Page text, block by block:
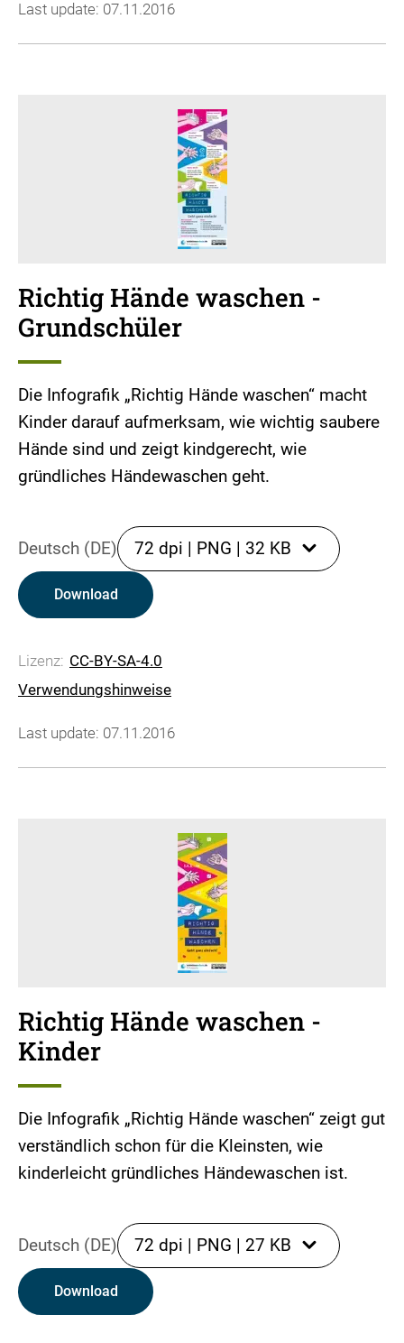
Last update: 07.11.2016
Richtig Hände waschen -
Grundschüler
Die Infografik „Richtig Hände waschen“ macht
Kinder darauf aufmerksam, wie wichtig saubere
Hände sind und zeigt kindgerecht, wie
gründliches Händewaschen geht.
Deutsch (DE) 72 dpi | PNG | 32 KB
Download
Lizenz: CC-BY-SA-4.0
Verwendungshinweise
Last update: 07.11.2016
Richtig Hände waschen -
Kinder
Die Infografik „Richtig Hände waschen“ zeigt gut
verständlich schon für die Kleinsten, wie
kinderleicht gründliches Händewaschen ist.
Deutsch (DE) 72 dpi | PNG | 27 KB
Download